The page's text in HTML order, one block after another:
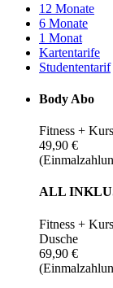
12 Monate
6 Monate
1 Monat
Kartentarife
Studententarif
Body Abo
Fitness +
49,90 €
ALL
Fitness +
Dusche
69,90 €